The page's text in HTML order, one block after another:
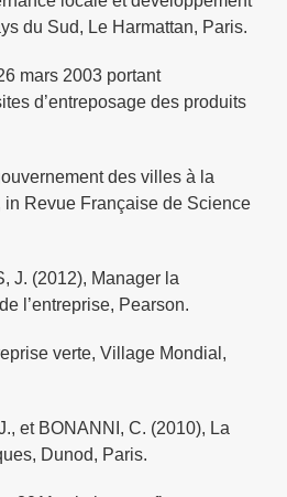
du Sud, Le Harmattan, Paris.
mars 2003 portant
d’entreposage des produits
des villes à la
Revue Française de Science
J. (2012), Manager la
l’entreprise, Pearson.
verte, Village Mondial,
et BONANNI, C. (2010), La
Dunod, Paris.